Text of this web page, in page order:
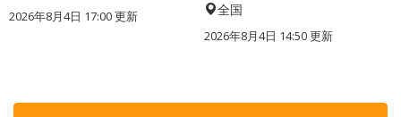
2026年8月4日 17:00更新 全国
2026年8月4日 14:50更新